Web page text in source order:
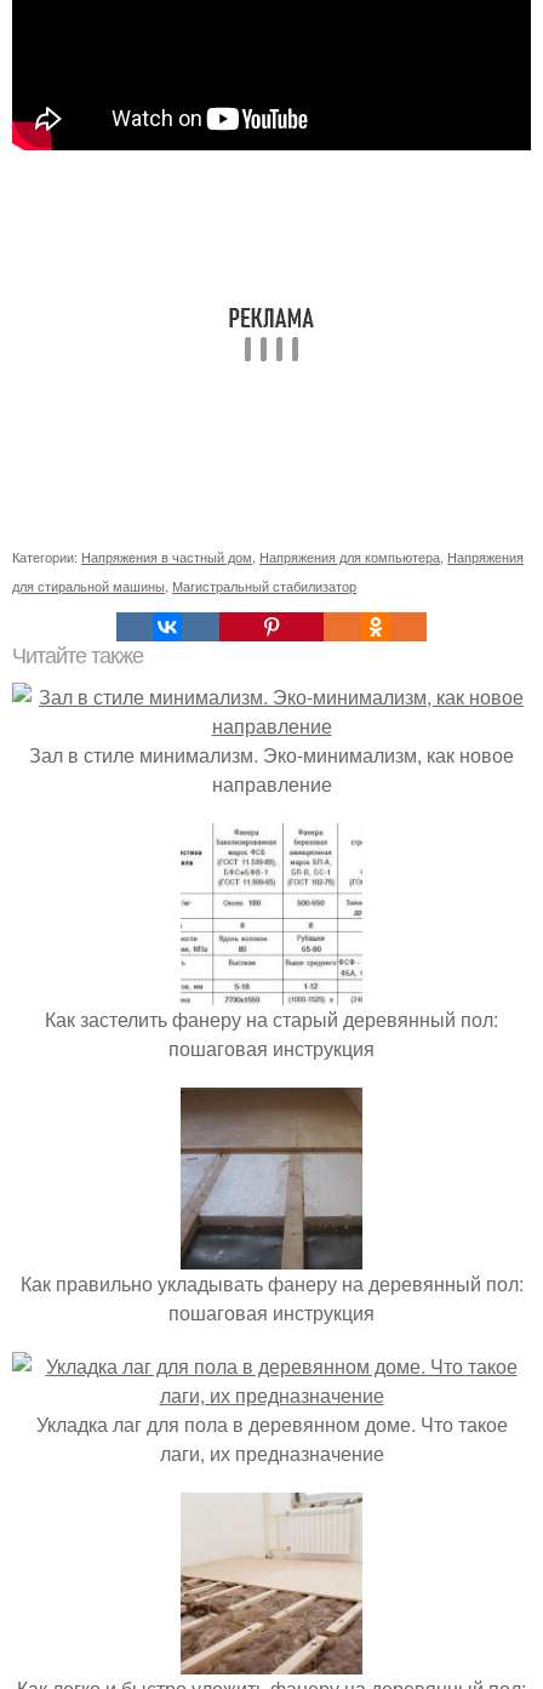
Категории: Напряжения в частный дом Напряжения для компьютера Напряжения
для стиральной машины Магистральный стабилизатор
Читайте также
Зал в стиле минимализм. Эко-минимализм, как новое
направление
Как застелить фанеру на старый деревянный пол:
пошаговая инструкция
Как правильно укладывать фанеру на деревянный пол:
пошаговая инструкция
Укладка лаг для пола в деревянном доме. Что такое
лаги, их предназначение